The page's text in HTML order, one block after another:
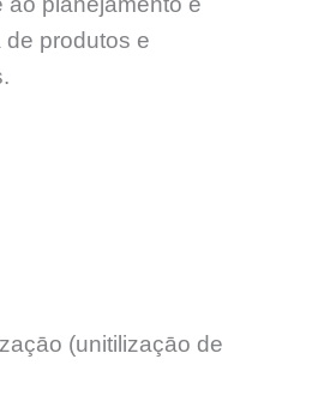
produtos e
(unitilizaçāo de